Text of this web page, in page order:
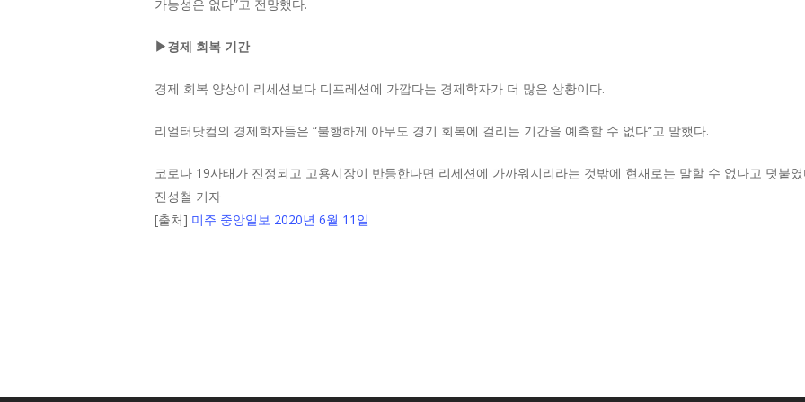
가능성은 없다”고 전망했다.
▶경제 회복 기간
경제 회복 양상이 리세션보다 디프레션에 가깝다는 경제학자가 더 많은 상황이다.
리얼터닷컴의 경제학자들은 “불행하게 아무도 경기 회복에 걸리는 기간을 예측할 수 없다”고 말했다.
코로나 19사태가 진정되고 고용시장이 반등한다면 리세션에 가까워지리라는 것밖에 현재로는 말할 수 없다고 덧붙
진성철 기자
[출처] 미주 중앙일보 2020년 6월 11일